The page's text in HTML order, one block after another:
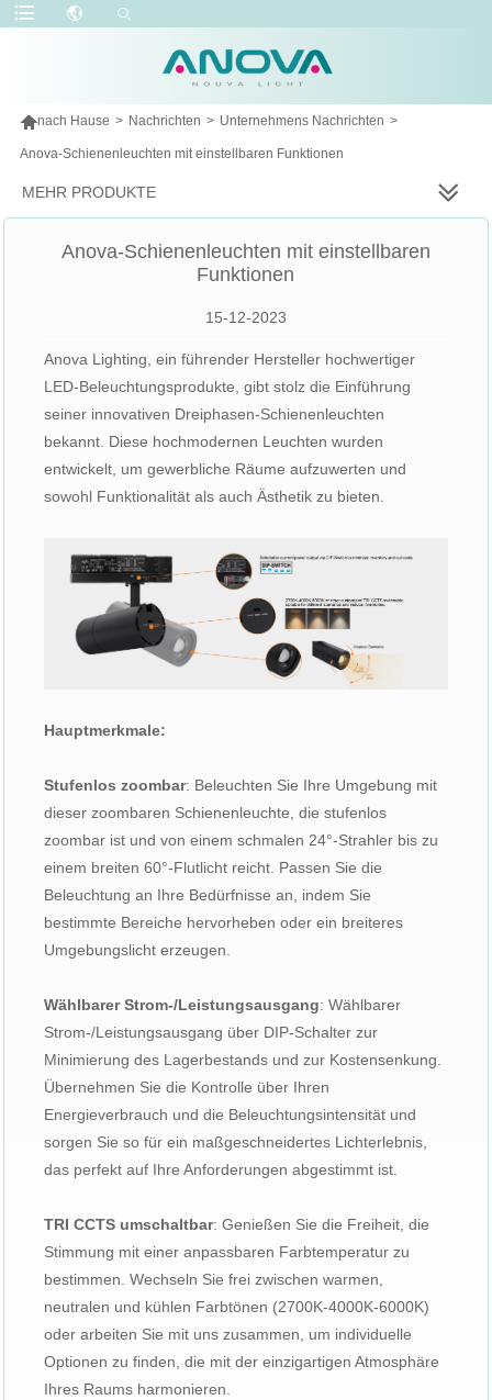
nach Hause > Nachrichten > Unternehmens Nachrichten >
Anova-Schienenleuchten mit einstellbaren Funktionen
MEHR PRODUKTE
Anova-Schienenleuchten mit einstellbaren
Funktionen
15-12-2023
Anova Lighting, ein führender Hersteller hochwertiger
LED-Beleuchtungsprodukte, gibt stolz die Einführung
seiner innovativen Dreiphasen-Schienenleuchten
bekannt. Diese hochmodernen Leuchten wurden
entwickelt, um gewerbliche Räume aufzuwerten und
sowohl Funktionalität als auch Ästhetik zu bieten.
Hauptmerkmale:
Stufenlos zoombar: Beleuchten Sie Ihre Umgebung mit
dieser zoombaren Schienenleuchte, die stufenlos
zoombar ist und von einem schmalen 24°-Strahler bis zu
einem breiten 60°-Flutlicht reicht. Passen Sie die
Beleuchtung an Ihre Bedürfnisse an, indem Sie
bestimmte Bereiche hervorheben oder ein breiteres
Umgebungslicht erzeugen.
Wählbarer Strom-/Leistungsausgang: Wählbarer
Strom-/Leistungsausgang über DIP-Schalter zur
Minimierung des Lagerbestands und zur Kostensenkung.
Übernehmen Sie die Kontrolle über Ihren
Energieverbrauch und die Beleuchtungsintensität und
sorgen Sie so für ein maßgeschneidertes Lichterlebnis,
das perfekt auf Ihre Anforderungen abgestimmt ist.
TRI CCTS umschaltbar: Genießen Sie die Freiheit, die
Stimmung mit einer anpassbaren Farbtemperatur zu
bestimmen. Wechseln Sie frei zwischen warmen,
neutralen und kühlen Farbtönen (2700K-4000K-6000K)
oder arbeiten Sie mit uns zusammen, um individuelle
Optionen zu finden, die mit der einzigartigen Atmosphäre
Ihres Raums harmonieren.